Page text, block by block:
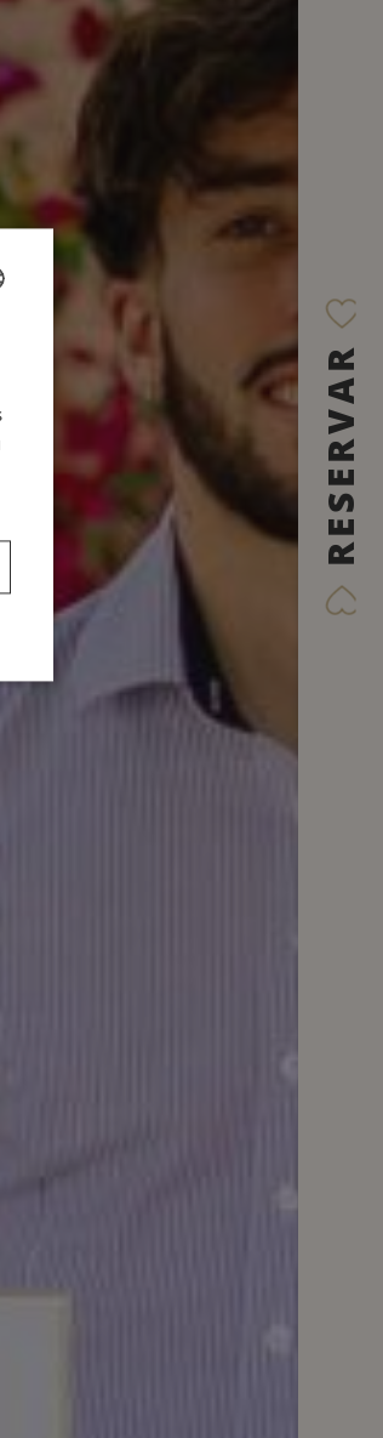
RESERVAR